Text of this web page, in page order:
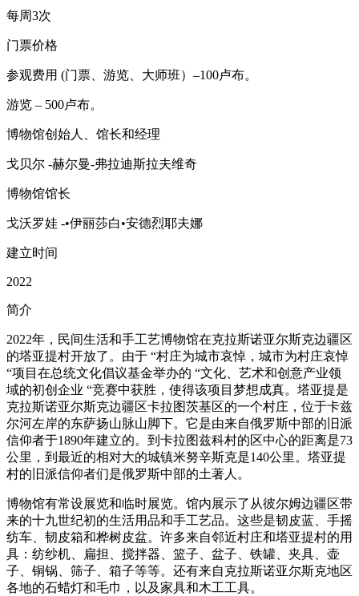
每周3次
门票价格
参观费用 (门票、游览、大师班）–100卢布。
游览 – 500卢布。
博物馆创始人、馆长和经理
戈贝尔 -赫尔曼-弗拉迪斯拉夫维奇
博物馆馆长
戈沃罗娃 -•伊丽莎白•安德烈耶夫娜
建立时间
2022
简介
2022年，民间生活和手工艺博物馆在克拉斯诺亚尔斯克边疆区
的塔亚提村开放了。由于 “村庄为城市哀悼，城市为村庄哀悼
“项目在总统文化倡议基金举办的 “文化、艺术和创意产业领
域的初创企业 “竞赛中获胜，使得该项目梦想成真。塔亚提是
克拉斯诺亚尔斯克边疆区卡拉图茨基区的一个村庄，位于卡兹
尔河左岸的东萨扬山脉山脚下。它是由来自俄罗斯中部的旧派
信仰者于1890年建立的。到卡拉图兹科村的区中心的距离是73
公里，到最近的相对大的城镇米努辛斯克是140公里。塔亚提
村的旧派信仰者们是俄罗斯中部的土著人。
博物馆有常设展览和临时展览。馆内展示了从彼尔姆边疆区带
来的十九世纪初的生活用品和手工艺品。这些是韧皮蓝、手摇
纺车、韧皮箱和桦树皮盆。许多来自邻近村庄和塔亚提村的用
具：纺纱机、扁担、搅拌器、篮子、盆子、铁罐、夹具、壶
子、铜锅、筛子、箱子等等。还有来自克拉斯诺亚尔斯克地区
各地的石蜡灯和毛巾，以及家具和木工工具。